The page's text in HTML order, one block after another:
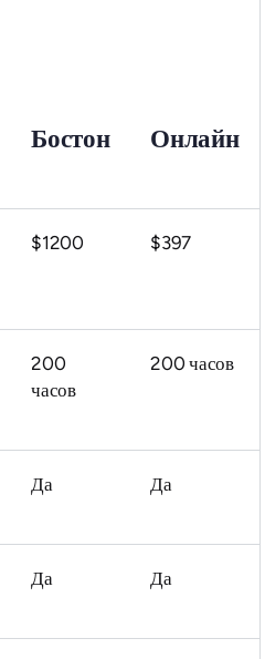
Бостон Онлайн
$1200 $397
200
часов
200 часов
Да Да
Да Да